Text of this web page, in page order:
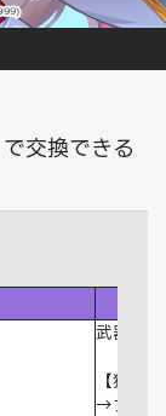
交換できる
武器ス
【獲得
→プレミ